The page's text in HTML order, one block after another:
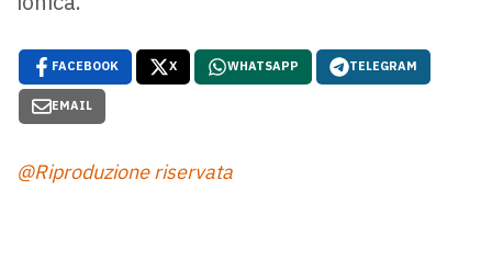
FACEBOOK X WHATSAPP TELEGRAM
EMAIL
@Riproduzione riservata